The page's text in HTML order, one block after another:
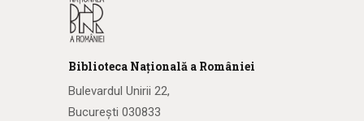
Biblioteca Națională a României
Bulevardul Unirii 22,
București 030833